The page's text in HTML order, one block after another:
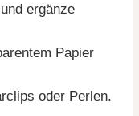
ergänze
Papier
oder Perlen.